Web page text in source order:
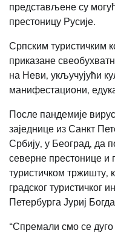
представљене су
престоницу Русије.
Српским туристичким
приказане
на Неви, укључујући
манифестациони,
После пандемије
заједнице из Санкт
Србију, у Београд, да
северне престонице и
туристичком тржишту,
градског туристичког
Петербурга Јуриј
“Спремали смо се